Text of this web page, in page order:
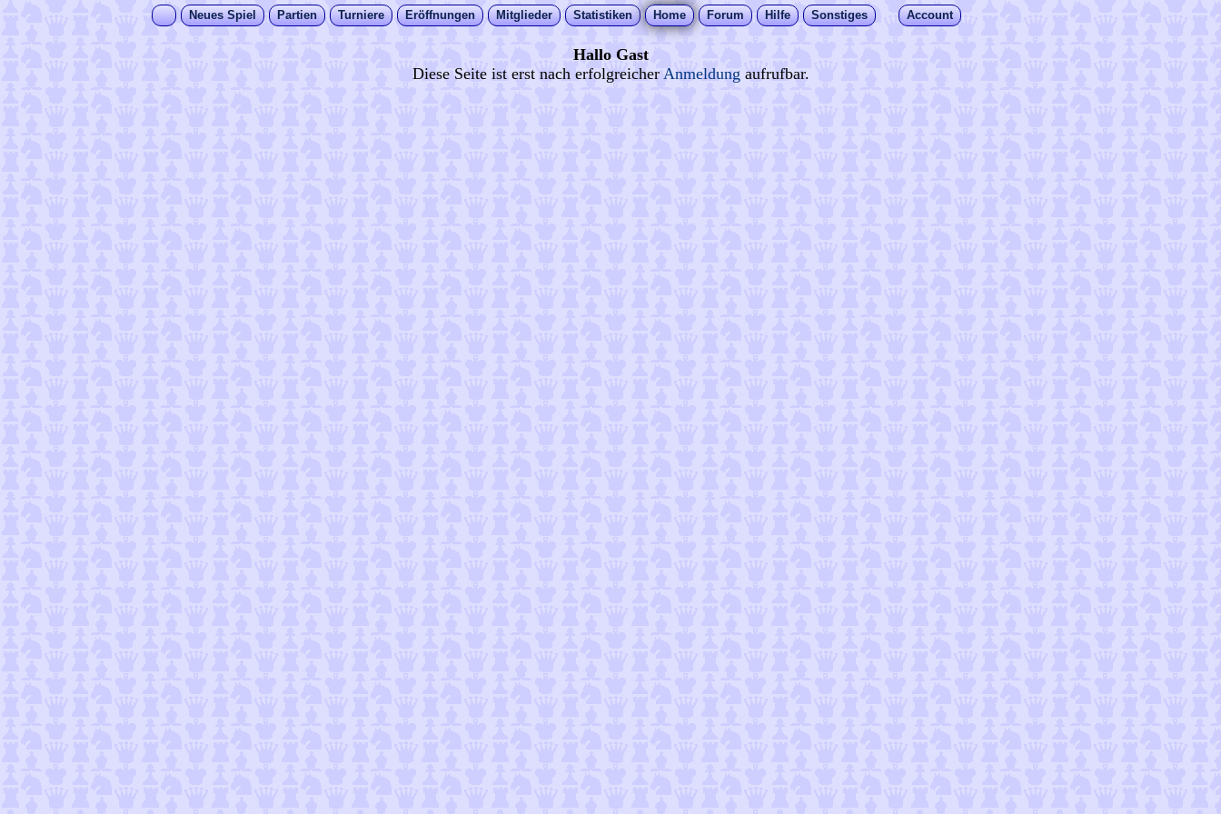
Neues Spiel Partien Turniere Eröffnungen Mitglieder Statistiken Home Forum Hilfe Sonstiges Account
Hallo Gast
Diese Seite ist erst nach erfolgreicher Anmeldung aufrufbar.